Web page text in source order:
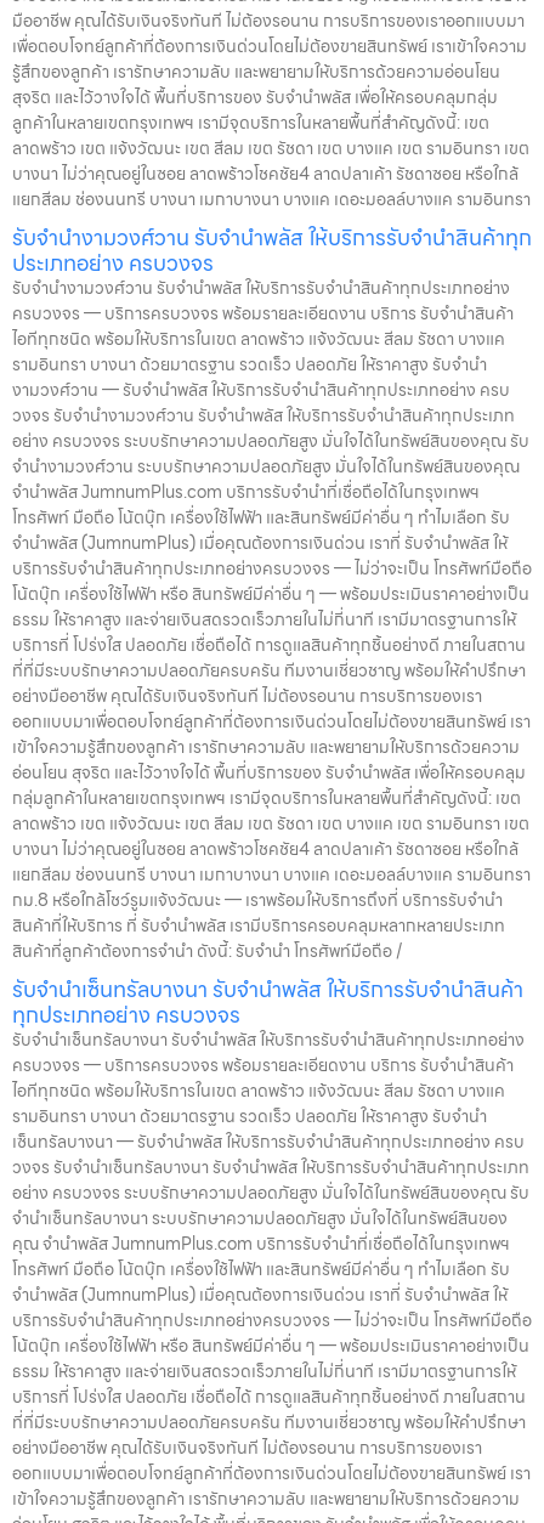
มืออาชีพ คุณได้รับเงินจริงทันที ไม่ต้องรอนาน การบริการของเราออกแบบมา
เพื่อตอบโจทย์ลูกค้าที่ต้องการเงินด่วนโดยไม่ต้องขายสินทรัพย์ เราเข้าใจความ
รู้สึกของลูกค้า เรารักษาความลับ และพยายามให้บริการด้วยความอ่อนโยน
สุจริต และไว้วางใจได้ พื้นที่บริการของ รับจำนำพลัส เพื่อให้ครอบคลุมกลุ่ม
ลูกค้าในหลายเขตกรุงเทพฯ เรามีจุดบริการในหลายพื้นที่สำคัญดังนี้: เขต
ลาดพร้าว เขต แจ้งวัฒนะ เขต สีลม เขต รัชดา เขต บางแค เขต รามอินทรา เขต
บางนา ไม่ว่าคุณอยู่ในซอย ลาดพร้าวโชคชัย4 ลาดปลาเค้า รัชดาซอย หรือใกล้
แยกสีลม ช่องนนทรี บางนา เมกาบางนา บางแค เดอะมอลล์บางแค รามอินทรา
รับจำนำงามวงศ์วาน รับจำนำพลัส ให้บริการรับจำนำสินค้าทุก
ประเภทอย่าง ครบวงจร
รับจำนำงามวงศ์วาน รับจำนำพลัส ให้บริการรับจำนำสินค้าทุกประเภทอย่าง
ครบวงจร — บริการครบวงจร พร้อมรายละเอียดงาน บริการ รับจำนำสินค้า
ไอทีทุกชนิด พร้อมให้บริการในเขต ลาดพร้าว แจ้งวัฒนะ สีลม รัชดา บางแค
รามอินทรา บางนา ด้วยมาตรฐาน รวดเร็ว ปลอดภัย ให้ราคาสูง รับจำนำ
งามวงศ์วาน — รับจำนำพลัส ให้บริการรับจำนำสินค้าทุกประเภทอย่าง ครบ
วงจร รับจำนำงามวงศ์วาน รับจำนำพลัส ให้บริการรับจำนำสินค้าทุกประเภท
อย่าง ครบวงจร ระบบรักษาความปลอดภัยสูง มั่นใจได้ในทรัพย์สินของคุณ รับ
จำนำงามวงศ์วาน ระบบรักษาความปลอดภัยสูง มั่นใจได้ในทรัพย์สินของคุณ
จำนำพลัส JumnumPlus.com บริการรับจำนำที่เชื่อถือได้ในกรุงเทพฯ
โทรศัพท์ มือถือ โน้ตบุ๊ก เครื่องใช้ไฟฟ้า และสินทรัพย์มีค่าอื่น ๆ ทำไมเลือก รับ
จำนำพลัส (JumnumPlus) เมื่อคุณต้องการเงินด่วน เราที่ รับจำนำพลัส ให้
บริการรับจำนำสินค้าทุกประเภทอย่างครบวงจร — ไม่ว่าจะเป็น โทรศัพท์มือถือ
โน้ตบุ๊ก เครื่องใช้ไฟฟ้า หรือ สินทรัพย์มีค่าอื่น ๆ — พร้อมประเมินราคาอย่างเป็น
ธรรม ให้ราคาสูง และจ่ายเงินสดรวดเร็วภายในไม่กี่นาที เรามีมาตรฐานการให้
บริการที่ โปร่งใส ปลอดภัย เชื่อถือได้ การดูแลสินค้าทุกชิ้นอย่างดี ภายในสถาน
ที่ที่มีระบบรักษาความปลอดภัยครบครัน ทีมงานเชี่ยวชาญ พร้อมให้คำปรึกษา
อย่างมืออาชีพ คุณได้รับเงินจริงทันที ไม่ต้องรอนาน การบริการของเรา
ออกแบบมาเพื่อตอบโจทย์ลูกค้าที่ต้องการเงินด่วนโดยไม่ต้องขายสินทรัพย์ เรา
เข้าใจความรู้สึกของลูกค้า เรารักษาความลับ และพยายามให้บริการด้วยความ
อ่อนโยน สุจริต และไว้วางใจได้ พื้นที่บริการของ รับจำนำพลัส เพื่อให้ครอบคลุม
กลุ่มลูกค้าในหลายเขตกรุงเทพฯ เรามีจุดบริการในหลายพื้นที่สำคัญดังนี้: เขต
ลาดพร้าว เขต แจ้งวัฒนะ เขต สีลม เขต รัชดา เขต บางแค เขต รามอินทรา เขต
บางนา ไม่ว่าคุณอยู่ในซอย ลาดพร้าวโชคชัย4 ลาดปลาเค้า รัชดาซอย หรือใกล้
แยกสีลม ช่องนนทรี บางนา เมกาบางนา บางแค เดอะมอลล์บางแค รามอินทรา
กม.8 หรือใกล้โชว์รูมแจ้งวัฒนะ — เราพร้อมให้บริการถึงที่ บริการรับจำนำ
สินค้าที่ให้บริการ ที่ รับจำนำพลัส เรามีบริการครอบคลุมหลากหลายประเภท
สินค้าที่ลูกค้าต้องการจำนำ ดังนี้: รับจำนำ โทรศัพท์มือถือ /
รับจำนำเซ็นทรัลบางนา รับจำนำพลัส ให้บริการรับจำนำสินค้า
ทุกประเภทอย่าง ครบวงจร
รับจำนำเซ็นทรัลบางนา รับจำนำพลัส ให้บริการรับจำนำสินค้าทุกประเภทอย่าง
ครบวงจร — บริการครบวงจร พร้อมรายละเอียดงาน บริการ รับจำนำสินค้า
ไอทีทุกชนิด พร้อมให้บริการในเขต ลาดพร้าว แจ้งวัฒนะ สีลม รัชดา บางแค
รามอินทรา บางนา ด้วยมาตรฐาน รวดเร็ว ปลอดภัย ให้ราคาสูง รับจำนำ
เซ็นทรัลบางนา — รับจำนำพลัส ให้บริการรับจำนำสินค้าทุกประเภทอย่าง ครบ
วงจร รับจำนำเซ็นทรัลบางนา รับจำนำพลัส ให้บริการรับจำนำสินค้าทุกประเภท
อย่าง ครบวงจร ระบบรักษาความปลอดภัยสูง มั่นใจได้ในทรัพย์สินของคุณ รับ
จำนำเซ็นทรัลบางนา ระบบรักษาความปลอดภัยสูง มั่นใจได้ในทรัพย์สินของ
คุณ จำนำพลัส JumnumPlus.com บริการรับจำนำที่เชื่อถือได้ในกรุงเทพฯ
โทรศัพท์ มือถือ โน้ตบุ๊ก เครื่องใช้ไฟฟ้า และสินทรัพย์มีค่าอื่น ๆ ทำไมเลือก รับ
จำนำพลัส (JumnumPlus) เมื่อคุณต้องการเงินด่วน เราที่ รับจำนำพลัส ให้
บริการรับจำนำสินค้าทุกประเภทอย่างครบวงจร — ไม่ว่าจะเป็น โทรศัพท์มือถือ
โน้ตบุ๊ก เครื่องใช้ไฟฟ้า หรือ สินทรัพย์มีค่าอื่น ๆ — พร้อมประเมินราคาอย่างเป็น
ธรรม ให้ราคาสูง และจ่ายเงินสดรวดเร็วภายในไม่กี่นาที เรามีมาตรฐานการให้
บริการที่ โปร่งใส ปลอดภัย เชื่อถือได้ การดูแลสินค้าทุกชิ้นอย่างดี ภายในสถาน
ที่ที่มีระบบรักษาความปลอดภัยครบครัน ทีมงานเชี่ยวชาญ พร้อมให้คำปรึกษา
อย่างมืออาชีพ คุณได้รับเงินจริงทันที ไม่ต้องรอนาน การบริการของเรา
ออกแบบมาเพื่อตอบโจทย์ลูกค้าที่ต้องการเงินด่วนโดยไม่ต้องขายสินทรัพย์ เรา
เข้าใจความรู้สึกของลูกค้า เรารักษาความลับ และพยายามให้บริการด้วยความ